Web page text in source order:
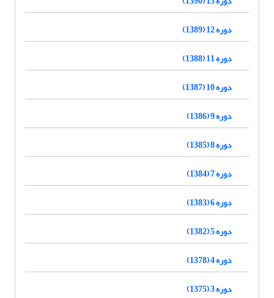
دوره 12 (1389)
دوره 11 (1388)
دوره 10 (1387)
دوره 9 (1386)
دوره 8 (1385)
دوره 7 (1384)
دوره 6 (1383)
دوره 5 (1382)
دوره 4 (1378)
دوره 3 (1375)